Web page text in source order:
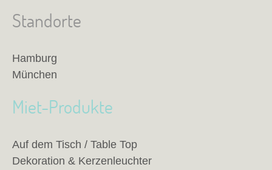
Standorte
Hamburg
München
Miet-Produkte
Auf dem Tisch / Table Top
Dekoration & Kerzenleuchter